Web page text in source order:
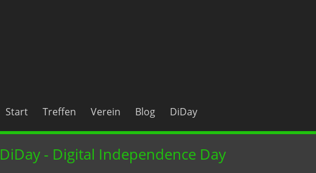
Start Treffen Verein Blog DiDay
DiDay - Digital Independence Day